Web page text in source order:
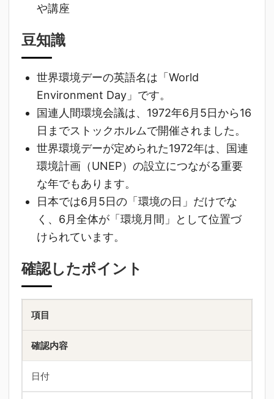
や講座
豆知識
世界環境デーの英語名は「World
Environment Day」です。
国連人間環境会議は、1972年6月5日から16
日までストックホルムで開催されました。
世界環境デーが定められた1972年は、国連
環境計画（UNEP）の設立につながる重要
な年でもあります。
日本では6月5日の「環境の日」だけでな
く、6月全体が「環境月間」として位置づ
けられています。
確認したポイント
項目
確認内容
日付